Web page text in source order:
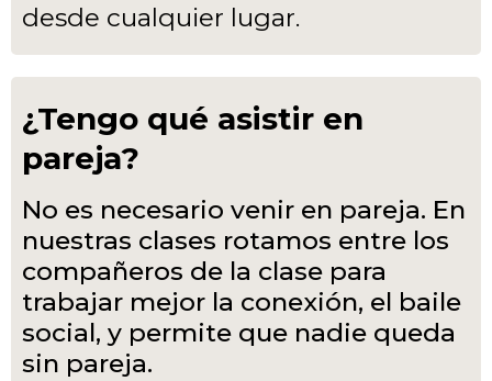
desde cualquier lugar.
¿Tengo qué asistir en
pareja?
No es necesario venir en pareja. En
nuestras clases rotamos entre los
compañeros de la clase para
trabajar mejor la conexión, el baile
social, y permite que nadie queda
sin pareja.